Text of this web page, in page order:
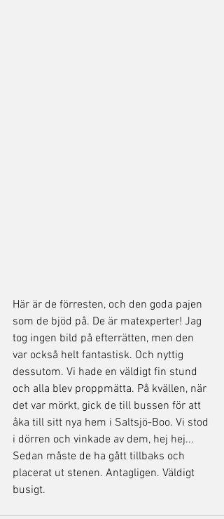
Här är de förresten, och den goda pajen
som de bjöd på. De är matexperter! Jag
tog ingen bild på efterrätten, men den
var också helt fantastisk. Och nyttig
dessutom. Vi hade en väldigt fin stund
och alla blev proppmätta. På kvällen, när
det var mörkt, gick de till bussen för att
åka till sitt nya hem i Saltsjö-Boo. Vi stod
i dörren och vinkade av dem, hej hej...
Sedan måste de ha gått tillbaks och
placerat ut stenen. Antagligen. Väldigt
busigt.